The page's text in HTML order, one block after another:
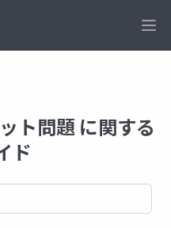
ト問題 に関する
ド